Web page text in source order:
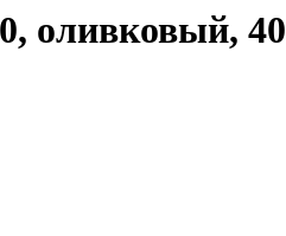
оливковый, 40